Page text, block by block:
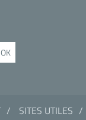
SITES UTILES